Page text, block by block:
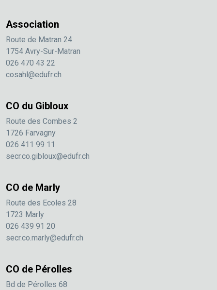
Association
Route de Matran 24
1754 Avry-Sur-Matran
026 470 43 22
cosahl@edufr.ch
CO du Gibloux
Route des Combes 2
1726 Farvagny
026 411 99 11
secr.co.gibloux@edufr.ch
CO de Marly
Route des Ecoles 28
1723 Marly
026 439 91 20
secr.co.marly@edufr.ch
CO de Pérolles
Bd de Pérolles 68